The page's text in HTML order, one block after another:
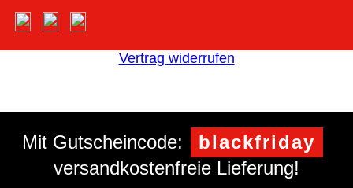
Vertrag widerrufen
Mit Gutscheincode:
blackfriday
versandkostenfreie Lieferung!